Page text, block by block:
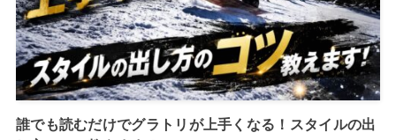
誰でも読むだけでグラトリが上手くなる！スタイルの出